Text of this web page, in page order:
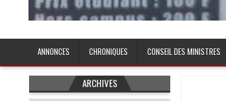
Plume de l'Etudiant
ANNONCES CHRONIQUES CONSEIL DES MINISTRES
ARCHIVES